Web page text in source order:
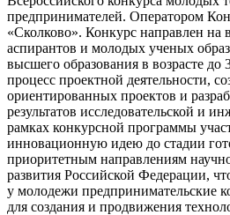
предпринимателей. Оператором
«Сколково». Конкурс направлен на
аспирантов и молодых ученых
высшего образования в возрасте до
процесс проектной деятельности,
ориентированных проектов и
результатов исследовательской и
рамках конкурсной программы
инновационную идею до стадии
приоритетным направлениям
развития Российской Федерации,
у молодежи предпринимательские
для создания и продвижения